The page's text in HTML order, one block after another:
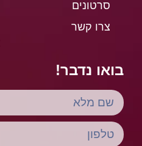
סרטונים
צרו קשר
בואו נדבר!